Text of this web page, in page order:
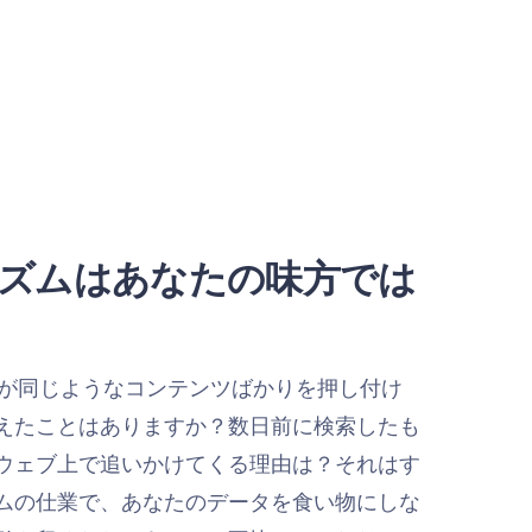
ムはあなたの味方では
同じようなコンテンツばかりを押し付け
たことはありますか？数日前に検索したも
ェブ上で追いかけてくる理由は？それはす
の仕業で、あなたのデータを食い物にしな